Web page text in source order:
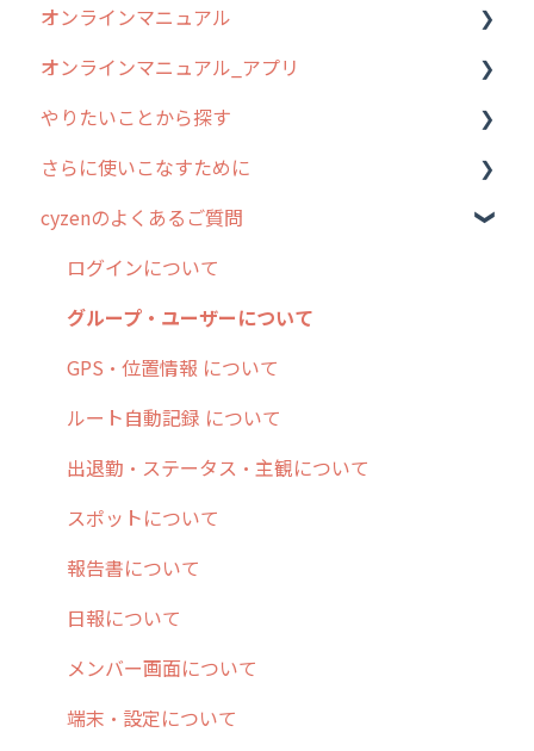
2019年までのリリース情報
お客様の声を実現しました
0. はじめてのcyzenの使い方
1. cyzenについて知ろう
2. 主要機能の概要
3. cyzenの位置情報取得について
4. cyzen利用前の準備：システム管理者編
5. 基本的な使い方：システム管理者編
6. 基本的な使い方：ユーザー編
7. 初心者向けよくある質問集
8. 用語集
9. もっと便利に利用するための設定
10.ユーザー向けおすすめの使い方
【業界業種別】cyzen設定方法
オンラインマニュアル
管理サイトの使い始め
ユーザー・グループ管理
行動管理
予定管理
スポット
ステータス・主観
報告書・行動種別
勤怠管理
活動通知
パフォーマンス
帳票出力
メッセージ・ファイル添付
商品
各種設定・その他
オンラインマニュアル_アプリ
アプリの使い始め
ホーム画面
スポット
報告閲覧
予定
日報
履歴
メンバー
メッセージ
パフォーマンス
外部リンク
お知らせ
設定
やりたいことから探す
行動管理
勤怠管理
予定管理
スポット
ステータス・主観
報告書・行動種別
ユーザー・グループ管理
メッセージ機能
活動通知
内線電話
商品
各種設定・ログイン
さらに使いこなすために
はじめに
スポット・ステータス関連オプション
交通費自動計算
安全走行支援
写真管理・高画質化
ダッシュボード（BI）・パフォーマンス
連携オプション
その他オプション
IP接続制限・端末認証設定
契約・その他
cyzenのよくあるご質問
ログインについて
グループ・ユーザーについて
GPS・位置情報 について
ルート自動記録 について
出退勤・ステータス・主観について
スポットについて
報告書について
日報について
メンバー画面について
端末・設定について